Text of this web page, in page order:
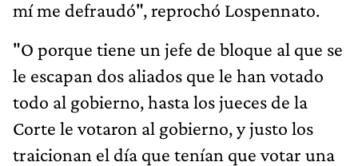
mí me defraudó", reprochó Lospennato.
"O porque tiene un jefe de bloque al que se
le escapan dos aliados que le han votado
todo al gobierno, hasta los jueces de la
Corte le votaron al gobierno, y justo los
traicionan el día que tenían que votar una